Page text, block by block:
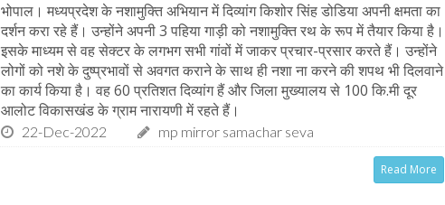
भोपाल। मध्यप्रदेश के नशामुक्ति अभियान में दिव्यांग किशोर सिंह डोडिया अपनी क्षमता का
दर्शन करा रहे हैं। उन्होंने अपनी 3 पहिया गाड़ी को नशामुक्ति रथ के रूप में तैयार किया है।
इसके माध्यम से वह सेक्टर के लगभग सभी गांवों में जाकर प्रचार-प्रसार करते हैं। उन्होंने
लोगों को नशे के दुष्प्रभावों से अवगत कराने के साथ ही नशा ना करने की शपथ भी दिलवाने
का कार्य किया है। वह 60 प्रतिशत दिव्यांग हैं और जिला मुख्यालय से 100 कि.मी दूर
आलोट विकासखंड के ग्राम नारायणी में रहते हैं।
22-Dec-2022 mp mirror samachar seva
Read More